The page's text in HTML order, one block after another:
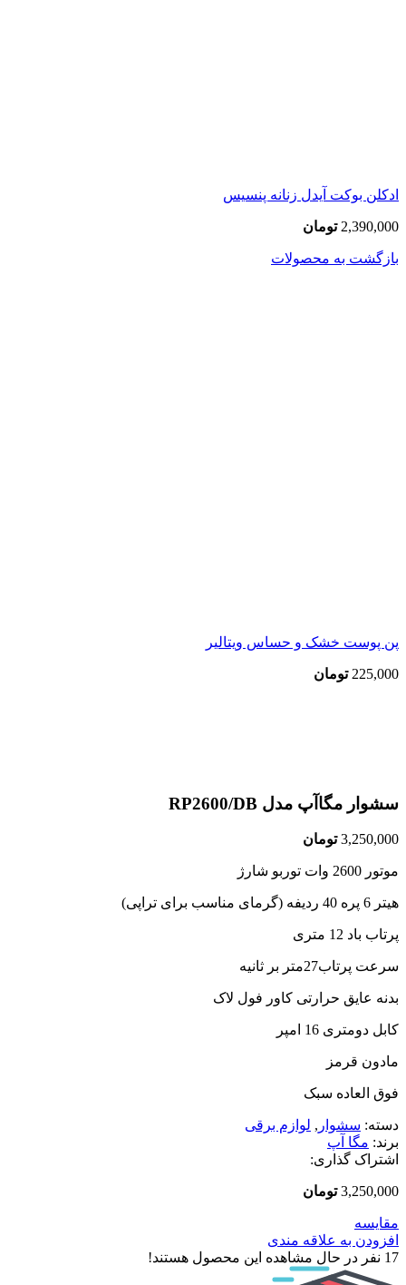
ادکلن بوکت آیدل زنانه پنسیس
2,390,000 تومان
بازگشت به محصولات
پن پوست خشک و حساس ویتالیر
225,000 تومان
سشوار مگاآپ مدل RP2600/DB
3,250,000 تومان
موتور 2600 وات توربو شارژ
هیتر 6 پره 40 ردیفه (گرمای مناسب برای تراپی)
پرتاب باد 12 متری
سرعت پرتاب27متر بر ثانیه
بدنه عایق حرارتی کاور فول لاک
کابل دومتری 16 امپر
مادون قرمز
فوق العاده سبک
دسته: سشوار , لوازم برقی
برند: مگا آپ
اشتراک گذاری:
3,250,000 تومان
مقایسه
افزودن به علاقه مندی
17 نفر در حال مشاهده این محصول هستند!